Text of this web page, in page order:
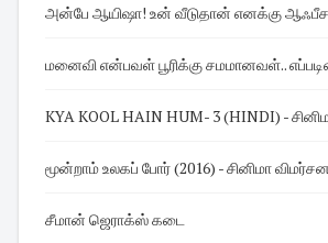
அன்பே ஆயிஷா! உன் வீடுதான் எனக்கு
மனைவி என்பவள் பூரிக்கு சமமானவள்..
KYA KOOL HAIN HUM- 3 (HINDI) -
மூன்றாம் உலகப் போர் (2016) - சினிமா
சீமான் ஜெராக்ஸ் கடை